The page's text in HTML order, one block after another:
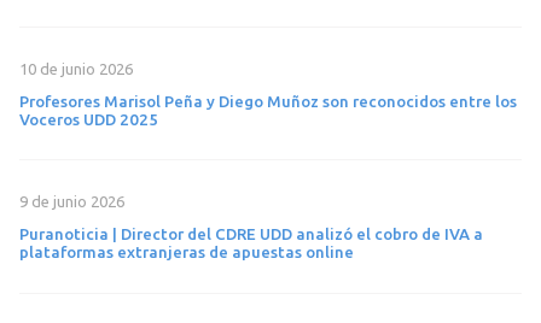
10 de junio 2026
Profesores Marisol Peña y Diego Muñoz son reconocidos entre los
Voceros UDD 2025
9 de junio 2026
Puranoticia | Director del CDRE UDD analizó el cobro de IVA a
plataformas extranjeras de apuestas online